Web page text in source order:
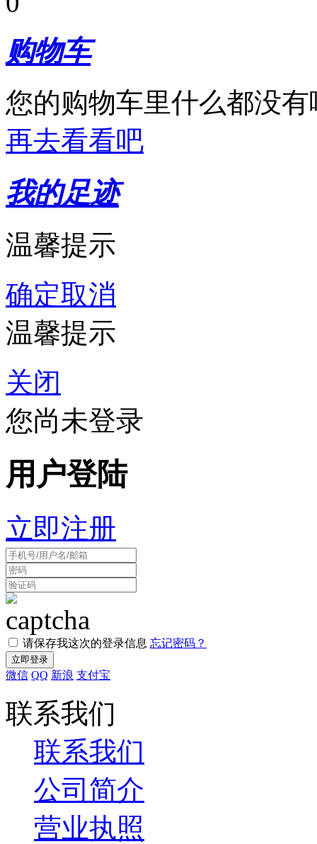
购物车
您的购物车里什么都没有
再去看看吧
我的足迹
温馨提示
确定取消
温馨提示
关闭
您尚未登录
用户登陆
立即注册
请保存我这次的登录信息 忘记密码？
微信 QQ 新浪 支付宝
联系我们
联系我们
公司简介
营业执照